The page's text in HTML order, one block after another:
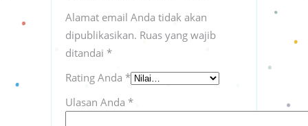
Alamat email Anda tidak akan
dipublikasikan. Ruas yang wajib
ditandai *
Rating Anda *
Ulasan Anda *